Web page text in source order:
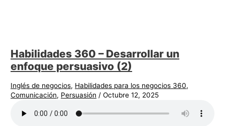
Habilidades 360 – Desarrollar un
enfoque persuasivo (2)
Inglés de negocios, Habilidades para los negocios 360,
Comunicación, Persuasión /Octubre 12, 2025
o
s